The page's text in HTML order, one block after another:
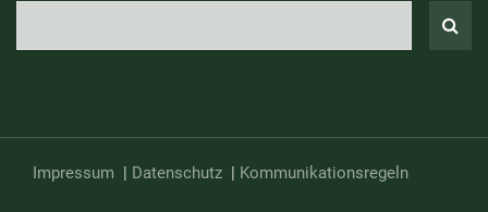
Impressum | Datenschutz | Kommunikationsregeln